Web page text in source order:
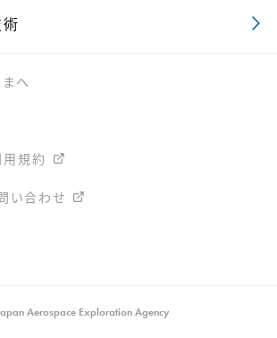
へ
用規約
い合わせ
Aerospace Exploration Agency